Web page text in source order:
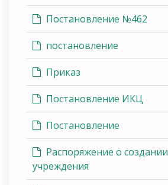
Постановление №462
постановление
Приказ
Постановление ИКЦ
Постановление
Распоряжение о создании
учреждения